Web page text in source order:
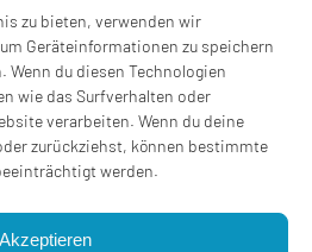
zu bieten, verwenden wir
Geräteinformationen zu speichern
Wenn du diesen Technologien
wie das Surfverhalten oder
verarbeiten. Wenn du deine
zurückziehst, können bestimmte
werden.
Akzeptieren